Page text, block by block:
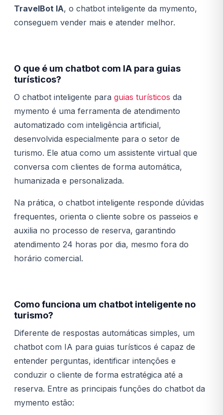
TravelBot IA, o chatbot inteligente da mymento,
conseguem vender mais e atender melhor.
O que é um chatbot com IA para guias
turísticos?
O chatbot inteligente para guias turísticos da
mymento é uma ferramenta de atendimento
automatizado com inteligência artificial,
desenvolvida especialmente para o setor de
turismo. Ele atua como um assistente virtual que
conversa com clientes de forma automática,
humanizada e personalizada.
Na prática, o chatbot inteligente responde dúvidas
frequentes, orienta o cliente sobre os passeios e
auxilia no processo de reserva, garantindo
atendimento 24 horas por dia, mesmo fora do
horário comercial.
Como funciona um chatbot inteligente no
turismo?
Diferente de respostas automáticas simples, um
chatbot com IA para guias turísticos é capaz de
entender perguntas, identificar intenções e
conduzir o cliente de forma estratégica até a
reserva. Entre as principais funções do chatbot da
mymento estão: